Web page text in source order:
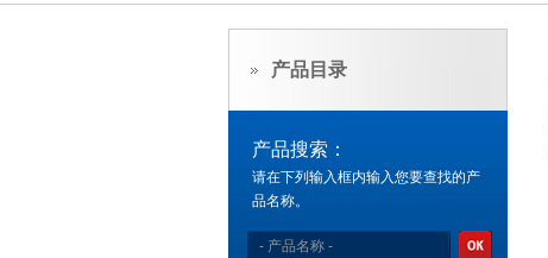
产品目录
产品搜索：
请在下列输入框内输入您要查找的产
品名称。